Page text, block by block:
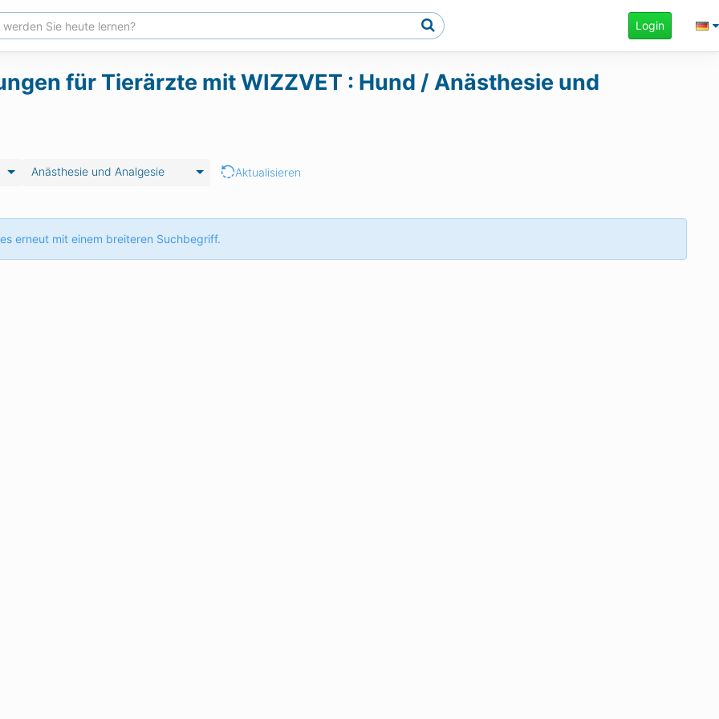
Login
für Tierärzte mit WIZZVET : Hund / Anästhesie und
Anästhesie und Analgesie Aktualisieren
erneut mit einem breiteren Suchbegriff.